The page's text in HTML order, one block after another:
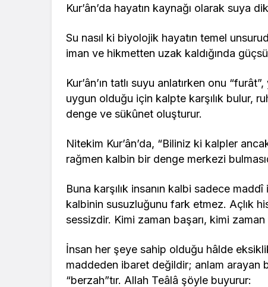
Kur’ân’da hayatın kaynağı olarak suya
Su nasıl ki biyolojik hayatın temel
iman ve hikmetten uzak kaldığında
Kur’ân’ın tatlı suyu anlatırken onu
uygun olduğu için kalpte karşılık bulur,
denge ve sükûnet oluşturur.
Nitekim Kur’ân’da, “Biliniz ki kalpler
rağmen kalbin bir denge merkezi
Buna karşılık insanın kalbi sadece
kalbinin susuzluğunu fark etmez. Açlık
sessizdir. Kimi zaman başarı, kimi
İnsan her şeye sahip olduğu hâlde
maddeden ibaret değildir; anlam arayan
“berzah”tır. Allah Teâlâ şöyle buyurur: